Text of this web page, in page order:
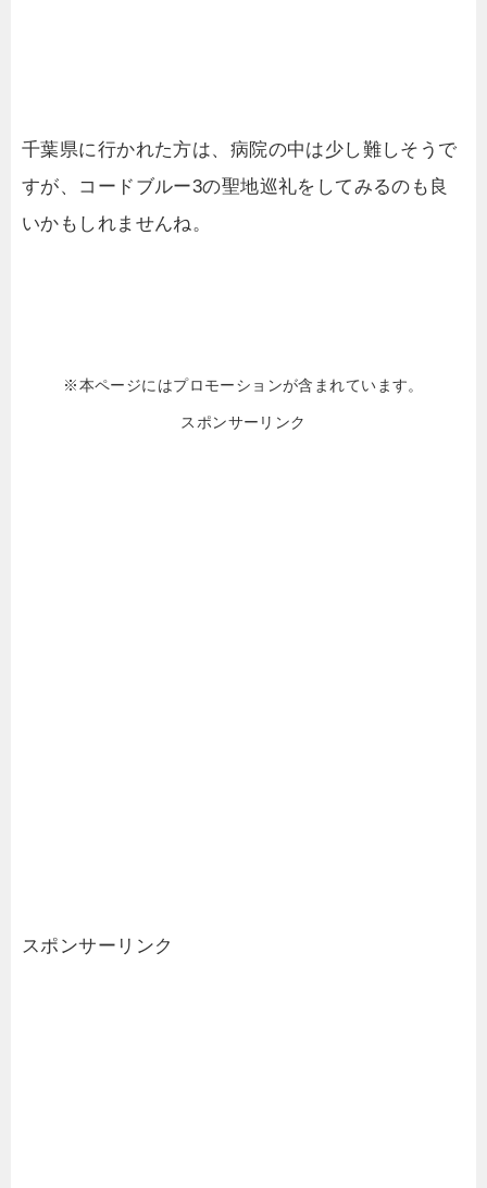
千葉県に行かれた方は、病院の中は少し難しそうで
すが、コードブルー3の聖地巡礼をしてみるのも良
いかもしれませんね。
※本ページにはプロモーションが含まれています。
スポンサーリンク
スポンサーリンク